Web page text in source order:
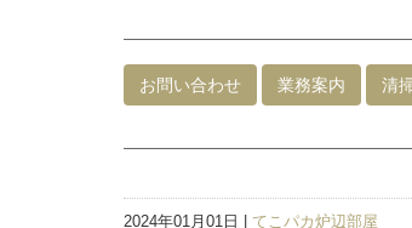
お問い合わせ 業務案内 清
2024年01月01日 | てこパカ炉辺部屋